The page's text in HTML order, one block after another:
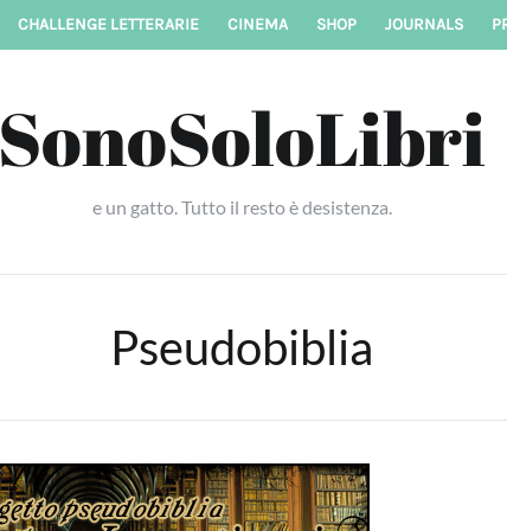
CHALLENGE LETTERARIE CINEMA SHOP JOURNALS
SonoSoloLibri
e un gatto. Tutto il resto è desistenza.
Pseudobiblia